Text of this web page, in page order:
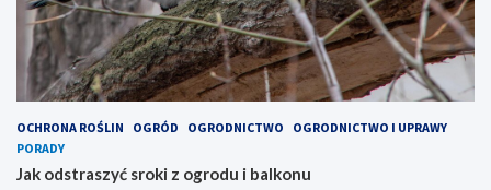
OCHRONA ROŚLIN OGRÓD OGRODNICTWO
OGRODNICTWO I UPRAWY
PORADY
Jak odstraszyć sroki z ogrodu i balkonu